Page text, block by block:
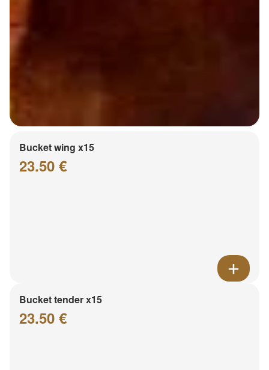
Bucket wing x15
23.50 €
Bucket tender x15
23.50 €